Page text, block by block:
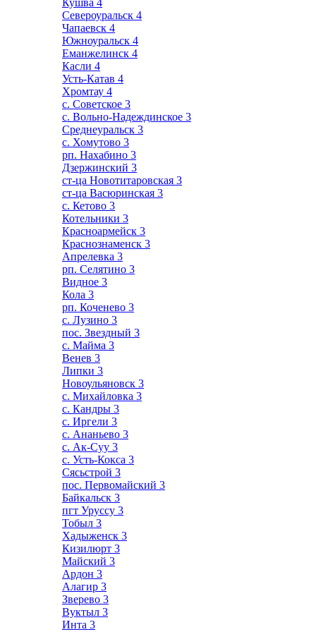
Кушва 4
Североуральск 4
Чапаевск 4
Южноуральск 4
Еманжелинск 4
Касли 4
Усть-Катав 4
Хромтау 4
с. Советское 3
с. Вольно-Надеждинское 3
Среднеуральск 3
с. Хомутово 3
рп. Нахабино 3
Дзержинский 3
ст-ца Новотитаровская 3
ст-ца Васюринская 3
с. Кетово 3
Котельники 3
Красноармейск 3
Краснознаменск 3
Апрелевка 3
рп. Селятино 3
Видное 3
Кола 3
рп. Коченево 3
с. Лузино 3
пос. Звездный 3
с. Майма 3
Венев 3
Липки 3
Новоульяновск 3
с. Михайловка 3
с. Кандры 3
с. Иргели 3
с. Ананьево 3
с. Ак-Суу 3
с. Усть-Кокса 3
Сясьстрой 3
пос. Первомайский 3
Байкальск 3
пгт Уруссу 3
Тобыл 3
Хадыженск 3
Кизилюрт 3
Майский 3
Ардон 3
Алагир 3
Зверево 3
Вуктыл 3
Инта 3